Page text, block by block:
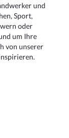
und
Sport,
oder
um Ihre
von unserer